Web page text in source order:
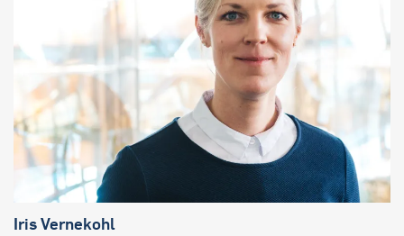
Iris Vernekohl